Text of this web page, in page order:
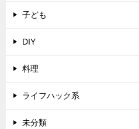
子ども
DIY
料理
ライフハック系
未分類